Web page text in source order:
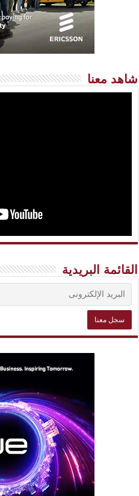
شاهد معنا
القائمة البريدية